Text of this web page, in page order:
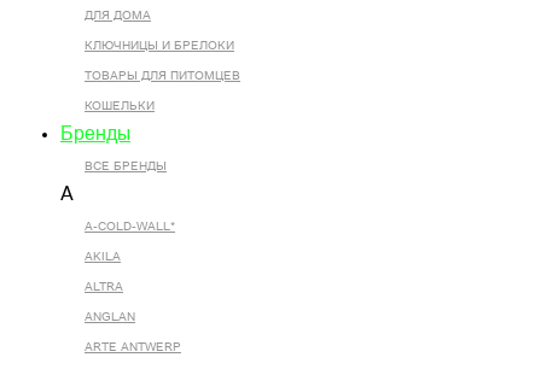
ДЛЯ ДОМА
КЛЮЧНИЦЫ И БРЕЛОКИ
ТОВАРЫ ДЛЯ ПИТОМЦЕВ
КОШЕЛЬКИ
Бренды
ВСЕ БРЕНДЫ
A
A-COLD-WALL*
AKILA
ALTRA
ANGLAN
ARTE ANTWERP